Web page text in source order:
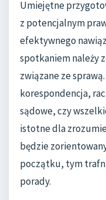
Umiejętne
z potencjalnym
efektywnego
spotkaniem należy
związane ze
korespondencja,
sądowe, czy
istotne dla
będzie
początku, tym
porady.